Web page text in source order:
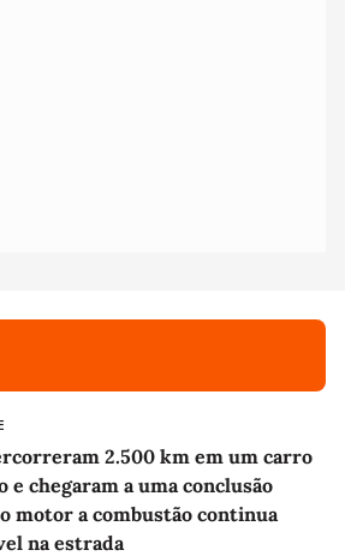
2.500 km em um carro
e chegaram a uma conclusão
motor a combustão continua
na estrada